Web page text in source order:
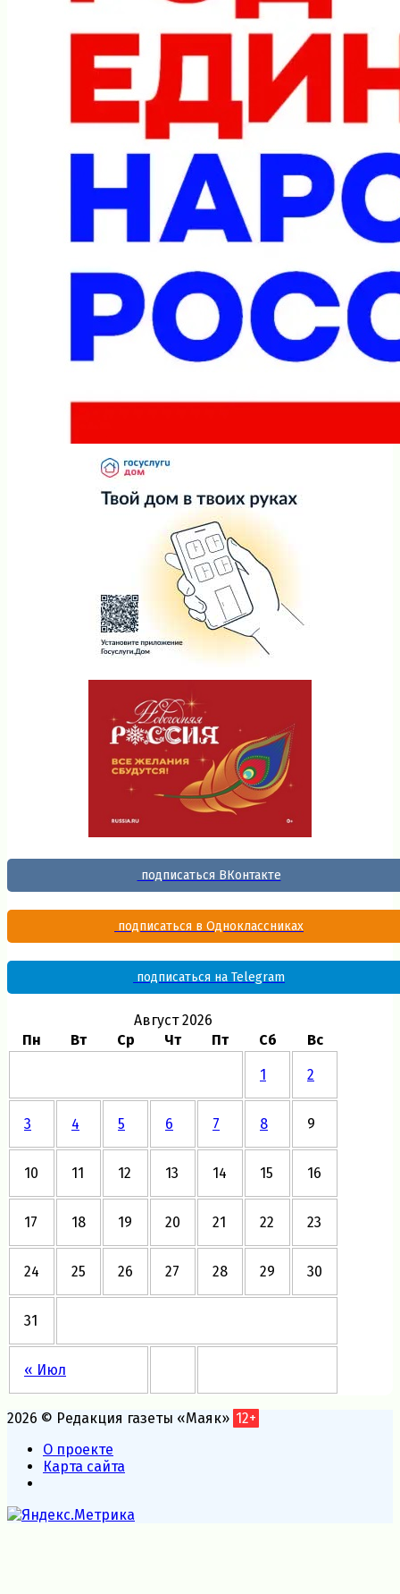
подписаться ВКонтакте
подписаться в Одноклассниках
подписаться на Telegram
Август 2026
Пн
Вт Ср Чт Пт Сб Вс
« Июл
1 2
3 4 5 6 7 8 9
10 11 12 13 14 15 16
17 18 19 20 21 22 23
24 25 26 27 28 29 30
31
2026 © Редакция газеты «Маяк» 12+
О проекте
Карта сайта